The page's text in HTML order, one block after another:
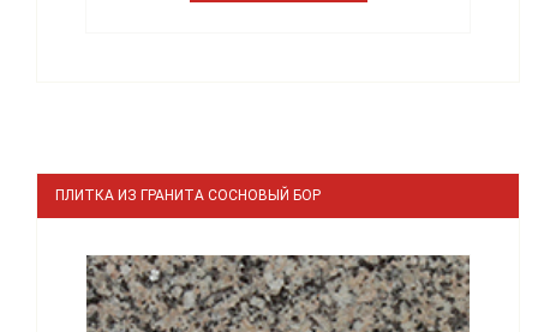
ПЛИТКА ИЗ ГРАНИТА СОСНОВЫЙ БОР